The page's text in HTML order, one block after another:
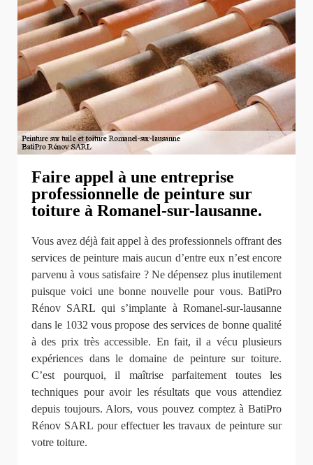
Faire appel à une entreprise
professionnelle de peinture sur
toiture à Romanel-sur-lausanne.
Vous avez déjà fait appel à des professionnels offrant des
services de peinture mais aucun d’entre eux n’est encore
parvenu à vous satisfaire ? Ne dépensez plus inutilement
puisque voici une bonne nouvelle pour vous. BatiPro
Rénov SARL qui s’implante à Romanel-sur-lausanne
dans le 1032 vous propose des services de bonne qualité
à des prix très accessible. En fait, il a vécu plusieurs
expériences dans le domaine de peinture sur toiture.
C’est pourquoi, il maîtrise parfaitement toutes les
techniques pour avoir les résultats que vous attendiez
depuis toujours. Alors, vous pouvez comptez à BatiPro
Rénov SARL pour effectuer les travaux de peinture sur
votre toiture.